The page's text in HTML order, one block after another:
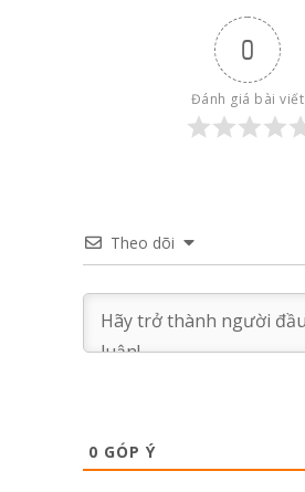
0
Đánh giá bài viết
Theo dõi
0 GÓP Ý